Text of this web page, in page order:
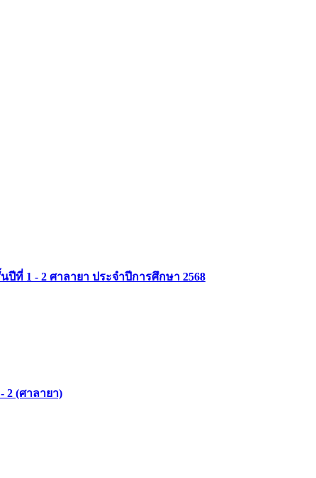
ที่ 1 - 2 ศาลายา ประจำปีการศึกษา 2568
2 (ศาลายา)